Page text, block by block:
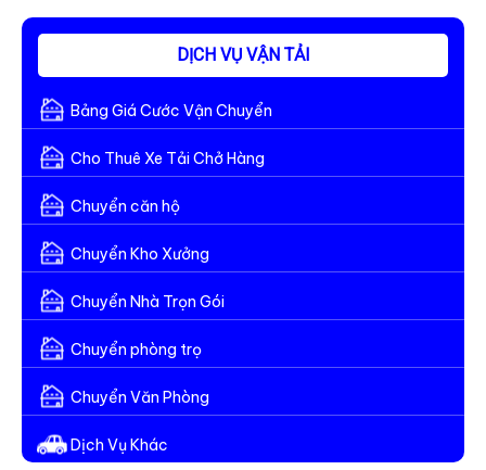
Cấm
Tải
15
Tấn
Tại
TPHCM
Mới
Nhất
2026
–
Anh
Em
Vận
Tải
Cần
Biết
DỊCH VỤ VẬN TẢI
Bảng Giá Cước Vận Chuyển
Cho Thuê Xe Tải Chở Hàng
Chuyển căn hộ
Chuyển Kho Xưởng
Chuyển Nhà Trọn Gói
Chuyển phòng trọ
Chuyển Văn Phòng
Dịch Vụ Khác